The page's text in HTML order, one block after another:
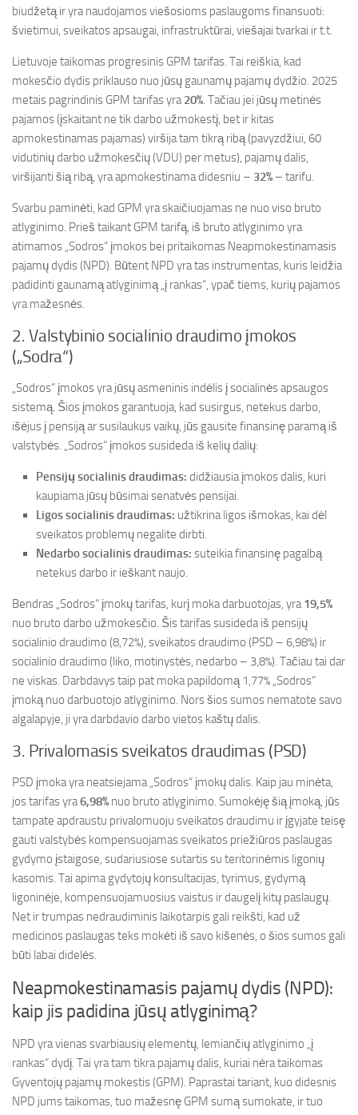
biudžetą ir yra naudojamos viešosioms paslaugoms finansuoti:
švietimui, sveikatos apsaugai, infrastruktūrai, viešajai tvarkai ir t.t.
Lietuvoje taikomas progresinis GPM tarifas. Tai reiškia, kad
mokesčio dydis priklauso nuo jūsų gaunamų pajamų dydžio. 2025
metais pagrindinis GPM tarifas yra20%. Tačiau jei jūsų metinės
pajamos (įskaitant ne tik darbo užmokestį, bet ir kitas
apmokestinamas pajamas) viršija tam tikrą ribą (pavyzdžiui, 60
vidutinių darbo užmokesčių (VDU) per metus), pajamų dalis,
viršijanti šią ribą, yra apmokestinama didesniu – 32% – tarifu.
Svarbu paminėti, kad GPM yra skaičiuojamas ne nuo viso bruto
atlyginimo. Prieš taikant GPM tarifą, iš bruto atlyginimo yra
atimamos „Sodros“ įmokos bei pritaikomas Neapmokestinamasis
pajamų dydis (NPD). Būtent NPD yra tas instrumentas, kuris leidžia
padidinti gaunamą atlyginimą „į rankas“, ypač tiems, kurių pajamos
yra mažesnės.
2. Valstybinio socialinio draudimo įmokos
(„Sodra“)
„Sodros“ įmokos yra jūsų asmeninis indėlis į socialinės apsaugos
sistemą. Šios įmokos garantuoja, kad susirgus, netekus darbo,
išėjus į pensiją ar susilaukus vaikų, jūs gausite finansinę paramą iš
valstybės. „Sodros“ įmokos susideda iš kelių dalių:
Pensijų socialinis draudimas: didžiausia įmokos dalis, kuri
kaupiama jūsų būsimai senatvės pensijai.
Ligos socialinis draudimas: užtikrina ligos išmokas, kai dėl
sveikatos problemų negalite dirbti.
Nedarbo socialinis draudimas: suteikia finansinę pagalbą
netekus darbo ir ieškant naujo.
Bendras „Sodros“ įmokų tarifas, kurį moka darbuotojas, yra19,5%
nuo bruto darbo užmokesčio. Šis tarifas susideda iš pensijų
socialinio draudimo (8,72%), sveikatos draudimo (PSD – 6,98%) ir
socialinio draudimo (liko, motinystės, nedarbo – 3,8%). Tačiau tai dar
ne viskas. Darbdavys taip pat moka papildomą 1,77% „Sodros“
įmoką nuo darbuotojo atlyginimo. Nors šios sumos nematote savo
algalapyje, ji yra darbdavio darbo vietos kaštų dalis.
3. Privalomasis sveikatos draudimas (PSD)
PSD įmoka yra neatsiejama „Sodros“ įmokų dalis. Kaip jau minėta,
jos tarifas yra6,98% nuo bruto atlyginimo. Sumokėję šią įmoką, jūs
tampate apdraustu privalomuoju sveikatos draudimu ir įgyjate teisę
gauti valstybės kompensuojamas sveikatos priežiūros paslaugas
gydymo įstaigose, sudariusiose sutartis su teritorinėmis ligonių
kasomis. Tai apima gydytojų konsultacijas, tyrimus, gydymą
ligoninėje, kompensuojamuosius vaistus ir daugelį kitų paslaugų.
Net ir trumpas nedraudiminis laikotarpis gali reikšti, kad už
medicinos paslaugas teks mokėti iš savo kišenės, o šios sumos gali
būti labai didelės.
Neapmokestinamasis pajamų dydis (NPD):
kaip jis padidina jūsų atlyginimą?
NPD yra vienas svarbiausių elementų, lemiančių atlyginimo „į
rankas“ dydį. Tai yra tam tikra pajamų dalis, kuriai nėra taikomas
Gyventojų pajamų mokestis (GPM). Paprastai tariant, kuo didesnis
NPD jums taikomas, tuo mažesnę GPM sumą sumokate, ir tuo